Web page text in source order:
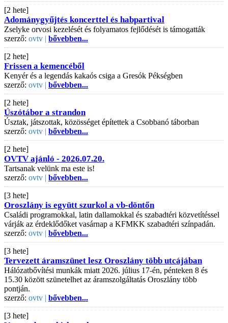
[2 hete]
Adománygyűjtés koncerttel és habpartival
Zselyke orvosi kezelését és folyamatos fejlődését is támogatták
szerző: ovtv | bővebben...
[2 hete]
Frissen a kemencéből
Kenyér és a legendás kakaós csiga a Gresók Pékségben
szerző: ovtv | bővebben...
[2 hete]
Úszótábor a strandon
Úsztak, játszottak, közösséget építettek a Csobbanó táborban
szerző: ovtv | bővebben...
[2 hete]
OVTV ajánló - 2026.07.20.
Tartsanak velünk ma este is!
szerző: ovtv | bővebben...
[3 hete]
Oroszlány is együtt szurkol a vb-döntőn
Családi programokkal, latin dallamokkal és szabadtéri közvetítéssel
várják az érdeklődőket vasárnap a KFMKK szabadtéri színpadán.
szerző: ovtv | bővebben...
[3 hete]
Tervezett áramszünet lesz Oroszlány több utcájában
Hálózatbővítési munkák miatt 2026. július 17-én, pénteken 8 és
15.30 között szünetelhet az áramszolgáltatás Oroszlány több
pontján.
szerző: ovtv | bővebben...
[3 hete]